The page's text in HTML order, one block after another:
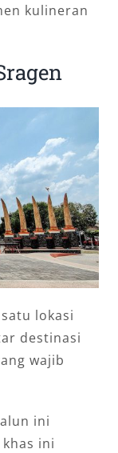
kulineran
lokasi
destinasi
wajib
ini
ini